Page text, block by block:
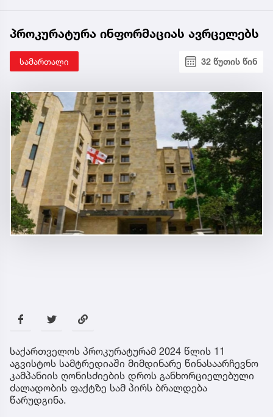
პროკურატურა ინფორმაციას ავრცელებს
სამართალი 32 წუთის წინ
საქართველოს პროკურატურამ 2024 წლის 11
აგვისტოს სამტრედიაში მიმდინარე წინასაარჩევნო
კამპანიის ღონისძიების დროს განხორციელებული
ძალადობის ფაქტზე სამ პირს ბრალდება
წარუდგინა.